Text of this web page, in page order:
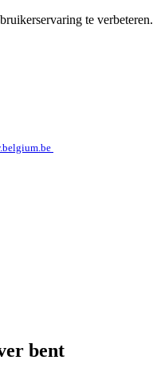
te verbeteren.
bent